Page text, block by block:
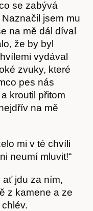
se zabývá
jsem mu
na mě dál díval
že by byl
vydával
zvuky, které
pes nás
kroutil přitom
na mě
mi v té chvíli
neumí mluvit!“
ať jdu za ním,
z kamene a ze